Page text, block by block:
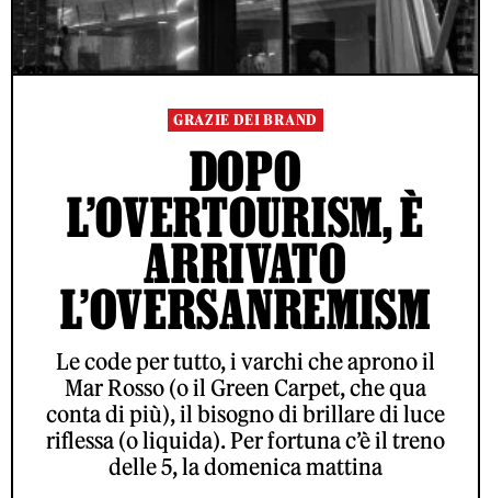
GRAZIE DEI BRAND
DOPO
L’OVERTOURISM, È
ARRIVATO
L’OVERSANREMISM
Le code per tutto, i varchi che aprono il
Mar Rosso (o il Green Carpet, che qua
conta di più), il bisogno di brillare di luce
riflessa (o liquida). Per fortuna c’è il treno
delle 5, la domenica mattina